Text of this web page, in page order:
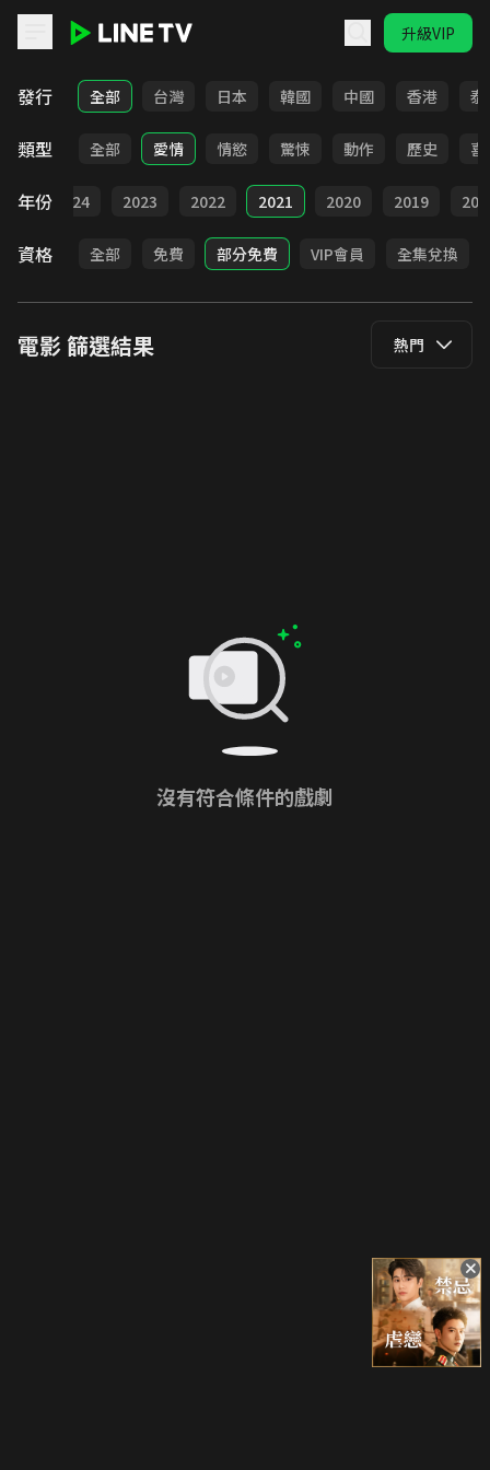
升級VIP
LINE TV - 電影
發行 全部 台灣 日本 韓國 中國 香港 泰
類型 全部 愛情 情慾 驚悚 動作 歷史 喜
年份 2024 2023 2022 2021 2020 2019
資格 全部 免費 部分免費 VIP會員 全集兌換
電影篩選結果 熱門
沒有符合條件的戲劇